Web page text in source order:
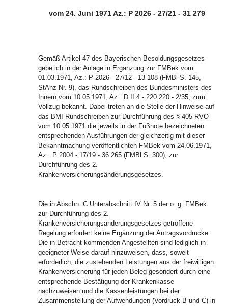
vom 24. Juni 1971 Az.: P 2026 - 27/21 - 31 279
Gemäß Artikel 47 des Bayerischen Besoldungsgesetzes
gebe ich in der Anlage in Ergänzung zur FMBek vom
01.03.1971, Az.: P 2026 - 27/12 - 13 108 (FMBl S. 145,
StAnz Nr. 9), das Rundschreiben des Bundesministers des
Innern vom 10.05.1971, Az.: D II 4 - 220 220 - 2/35, zum
Vollzug bekannt. Dabei treten an die Stelle der Hinweise auf
das BMI-Rundschreiben zur Durchführung des § 405 RVO
vom 10.05.1971 die jeweils in der Fußnote bezeichneten
entsprechenden Ausführungen der gleichzeitig mit dieser
Bekanntmachung veröffentlichten FMBek vom 24.06.1971,
Az.: P 2004 - 17/19 - 36 265 (FMBl S. 300), zur
Durchführung des 2.
Krankenversicherungsänderungsgesetzes.
Die in Abschn. C Unterabschnitt IV Nr. 5 der o. g. FMBek
zur Durchführung des 2.
Krankenversicherungsänderungsgesetzes getroffene
Regelung erfordert keine Ergänzung der Antragsvordrucke.
Die in Betracht kommenden Angestellten sind lediglich in
geeigneter Weise darauf hinzuweisen, dass, soweit
erforderlich, die zustehenden Leistungen aus der freiwilligen
Krankenversicherung für jeden Beleg gesondert durch eine
entsprechende Bestätigung der Krankenkasse
nachzuweisen und die Kassenleistungen bei der
Zusammenstellung der Aufwendungen (Vordruck B und C) in